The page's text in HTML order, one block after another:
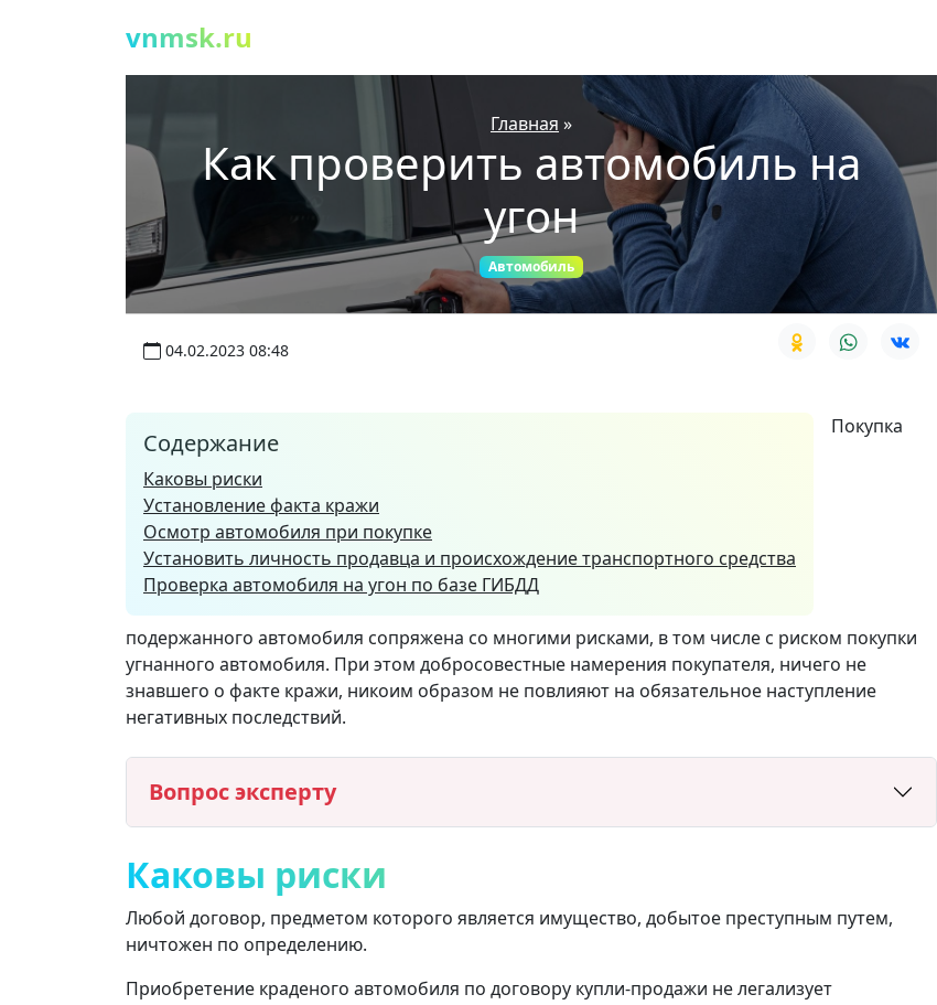
vnmsk.ru
Главная »
Как проверить автомобиль на
угон
Автомобиль
04.02.2023 08:48
Содержание
Каковы риски
Установление факта кражи
Осмотр автомобиля при покупке
Установить личность продавца и происхождение транспортного средства
Проверка автомобиля на угон по базе ГИБДД
Покупка
подержанного автомобиля сопряжена со многими рисками, в том числе с риском покупки
угнанного автомобиля. При этом добросовестные намерения покупателя, ничего не
знавшего о факте кражи, никоим образом не повлияют на обязательное наступление
негативных последствий.
Вопрос эксперту
Каковы риски
Любой договор, предметом которого является имущество, добытое преступным путем,
ничтожен по определению.
Приобретение краденого автомобиля по договору купли-продажи не легализует